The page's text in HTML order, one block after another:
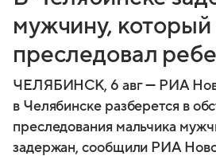
мужчину, который
преследовал
ЧЕЛЯБИНСК, 6 авг — РИА
в Челябинске разберется в
преследования мальчика
задержан, сообщили РИА